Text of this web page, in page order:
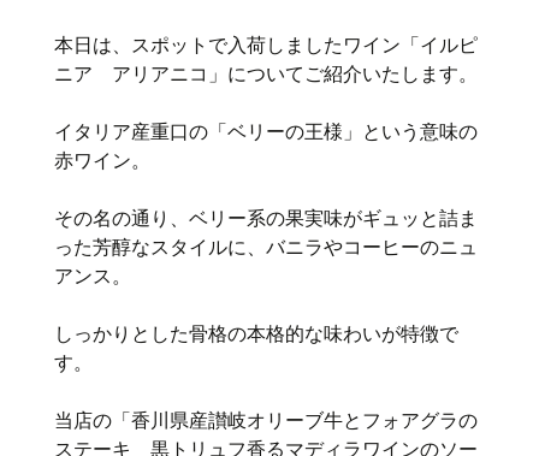
本日は、スポットで入荷しましたワイン「イルピ
ニア アリアニコ」についてご紹介いたします。
イタリア産重口の「ベリーの王様」という意味の
赤ワイン。
その名の通り、ベリー系の果実味がギュッと詰ま
った芳醇なスタイルに、バニラやコーヒーのニュ
アンス。
しっかりとした骨格の本格的な味わいが特徴で
す。
当店の「香川県産讃岐オリーブ牛とフォアグラの
ステーキ 黒トリュフ香るマディラワインのソー